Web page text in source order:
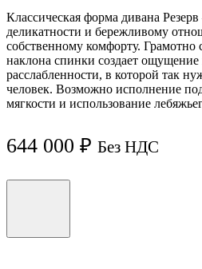
Классическая форма дивана
деликатности и бережливому
собственному комфорту. Грамотно
наклона спинки создает ощущение
расслабленности, в которой так
человек. Возможно исполнение
мягкости и использование
644 000 ₽ Без НДС